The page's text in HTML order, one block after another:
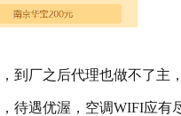
到厂之后代理也做不了主
待遇优渥，空调WIFI应有